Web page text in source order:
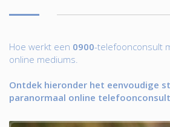
Hoe werkt een 0900-telefoonconsult
online mediums.
Ontdek hieronder het eenvoudige
paranormaal online